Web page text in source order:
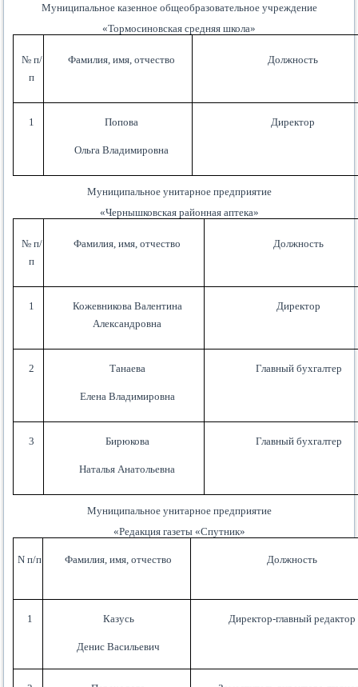
Муниципальное казенное общеобразовательное учреждение
«Тормосиновская средняя школа»
№ п/
п
Фамилия, имя, отчество Должность
1 Попова
Ольга Владимировна
Директор
Муниципальное унитарное предприятие
«Чернышковская районная аптека»
№ п/
п
Фамилия, имя, отчество Должность
1
Кожевникова Валентина
Александровна
Директор
2 Танаева
Елена Владимировна
Главный бухгалтер
3 Бирюкова
Наталья Анатольевна
Главный бухгалтер
Муниципальное унитарное предприятие
«Редакция газеты «Спутник»
N п/п Фамилия, имя, отчество Должность
1 Казусь
Денис Васильевич
Директор-главный редактор